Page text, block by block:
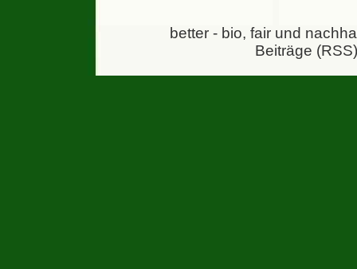
better - bio, fair und
Beiträge (RSS)